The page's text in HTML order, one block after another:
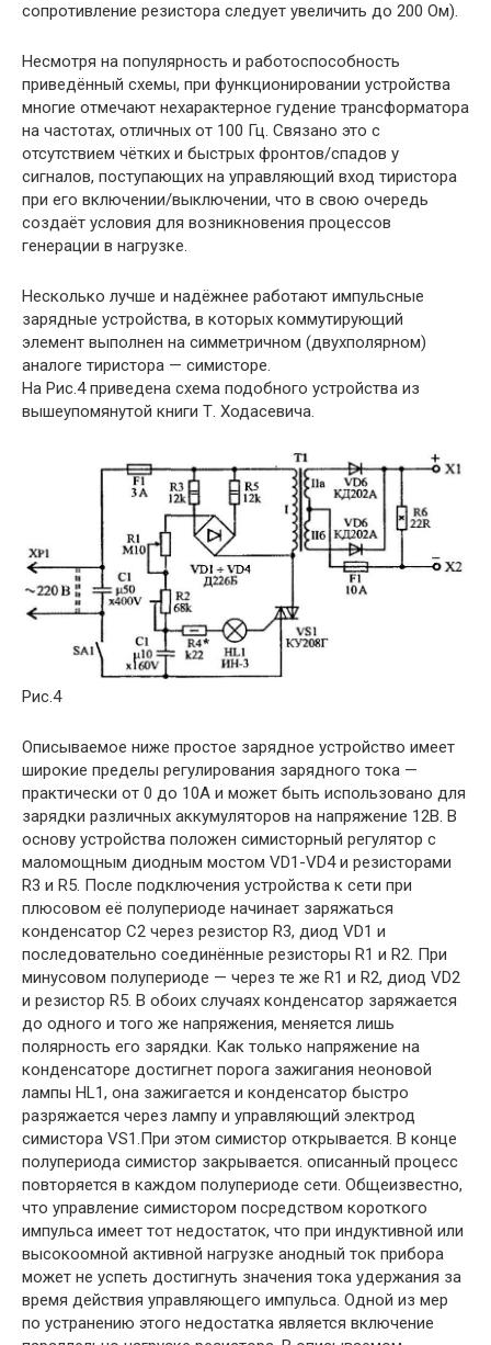
сопротивление резистора следует увеличить до 200 Ом).
Несмотря на популярность и работоспособность
приведённый схемы, при функционировании устройства
многие отмечают нехарактерное гудение трансформатора
на частотах, отличных от 100 Гц. Связано это с
отсутствием чётких и быстрых фронтов/спадов у
сигналов, поступающих на управляющий вход тиристора
при его включении/выключении, что в свою очередь
создаёт условия для возникновения процессов
генерации в нагрузке.
Несколько лучше и надёжнее работают импульсные
зарядные устройства, в которых коммутирующий
элемент выполнен на симметричном (двухполярном)
аналоге тиристора — симисторе.
На Рис.4 приведена схема подобного устройства из
вышеупомянутой книги Т. Ходасевича.
Рис.4
Описываемое ниже простое зарядное устройство имеет
широкие пределы регулирования зарядного тока —
практически от 0 до 10А и может быть использовано для
зарядки различных аккумуляторов на напряжение 12В. В
основу устройства положен симисторный регулятор с
маломощным диодным мостом VD1-VD4 и резисторами
R3 и R5. После подключения устройства к сети при
плюсовом её полупериоде начинает заряжаться
конденсатор С2 через резистор R3, диод VD1 и
последовательно соединённые резисторы R1 и R2. При
минусовом полупериоде — через те же R1 и R2, диод VD2
и резистор R5. В обоих случаях конденсатор заряжается
до одного и того же напряжения, меняется лишь
полярность его зарядки. Как только напряжение на
конденсаторе достигнет порога зажигания неоновой
лампы HL1, она зажигается и конденсатор быстро
разряжается через лампу и управляющий электрод
симистора VS1.При этом симистор открывается. В конце
полупериода симистор закрывается. описанный процесс
повторяется в каждом полупериоде сети. Общеизвестно,
что управление симистором посредством короткого
импульса имеет тот недостаток, что при индуктивной или
высокоомной активной нагрузке анодный ток прибора
может не успеть достигнуть значения тока удержания за
время действия управляющего импульса. Одной из мер
по устранению этого недостатка является включение